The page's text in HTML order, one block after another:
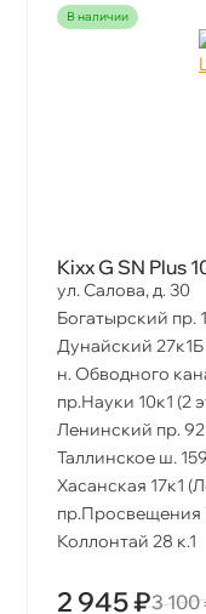
наличии
Kixx G SN Plus
ул. Салова, д. 30
Богатырский пр.
Дунайский 27к1Б
н. Обводного
пр.Науки 10к1 (2
Ленинский пр. 92
Таллинское ш.
Хасанская 17к1
пр.Просвещения
Коллонтай 28 к.1
2 945 ₽3 100